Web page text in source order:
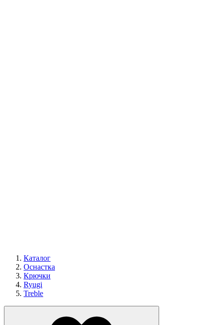
Каталог
Оснастка
Крючки
Ryugi
Treble